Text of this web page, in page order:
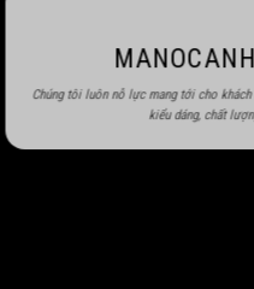
Chúng tôi luôn nỗ lực mang tới cho khách
kiểu dáng, chất